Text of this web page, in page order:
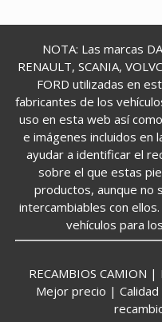
NOTA: Las marcas
RENAULT, SCANIA,
FORD utilizadas en
fabricantes de los
uso en esta web así
e imágenes incluidos en
ayudar a identificar el
sobre el que estas
productos, aunque no
intercambiables con
vehículos para
RECAMBIOS CAMION
Mejor precio | Calidad